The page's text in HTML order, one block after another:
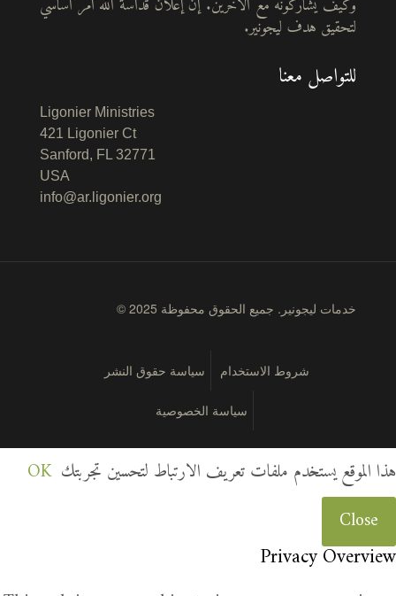
وكيف يشاركونه مع الآخرين. إن إعلان قداسة الله أمر أساسي
لتحقيق هدف ليجونير.
للتواصل معنا
Ligonier Ministries
421 Ligonier Ct
Sanford, FL 32771
USA
info@ar.ligonier.org
© 2025 خدمات ليجونير. جميع الحقوق محفوظة
شروط الاستخدام سياسة حقوق النشر
سياسة الخصوصية
هذا الموقع يستخدم ملفات تعريف الارتباط لتحسين تجربتك OK
Close
Privacy Overview